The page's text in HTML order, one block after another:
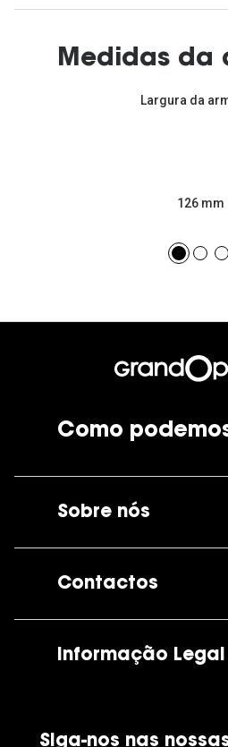
Medidas da
Largura da
126 mm
Como
Sobre nós
Contactos
Informação Legal
Política de Cookies
Siga-nos nas